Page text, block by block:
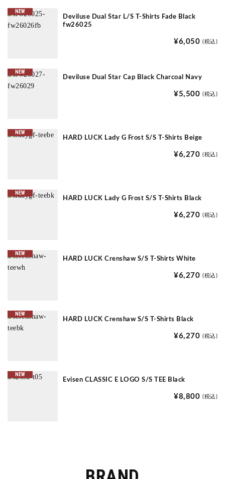
NEW
Deviluse Dual Star L/S T-Shirts Fade Black
fw26025
¥6,050 (税込)
NEW
Deviluse Dual Star Cap Black Charcoal Navy
¥5,500 (税込)
NEW
HARD LUCK Lady G Frost S/S T-Shirts Beige
¥6,270 (税込)
NEW
HARD LUCK Lady G Frost S/S T-Shirts Black
¥6,270 (税込)
NEW
HARD LUCK Crenshaw S/S T-Shirts White
¥6,270 (税込)
NEW
HARD LUCK Crenshaw S/S T-Shirts Black
¥6,270 (税込)
NEW
Evisen CLASSIC E LOGO S/S TEE Black
¥8,800 (税込)